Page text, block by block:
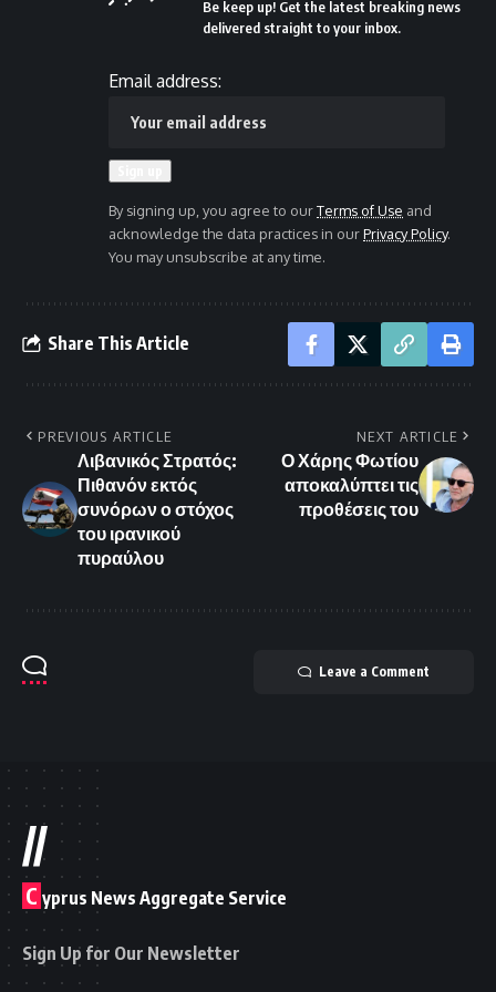
Be keep up! Get the latest breaking news
delivered straight to your inbox.
Email address:
By signing up, you agree to ourTerms of Use and
acknowledge the data practices in ourPrivacy Policy.
You may unsubscribe at any time.
Share This Article
PREVIOUS ARTICLE
Λιβανικός Στρατός:
Πιθανόν εκτός
συνόρων ο στόχος
του ιρανικού
πυραύλου
NEXT ARTICLE
Ο Χάρης Φωτίου
αποκαλύπτει τις
προθέσεις του
Leave a Comment
//
C yprus News Aggregate Service
Sign Up for Our Newsletter